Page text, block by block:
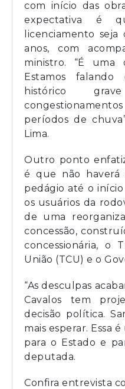
com início das
expectativa é
licenciamento
anos, com
ministro. “É uma
Estamos
histórico
períodos de
Lima.
Outro ponto
é que não
pedágio até o
os usuários da
de uma
concessão,
concessionária, o
União (TCU) e o
“As desculpas
Cavalos tem
decisão política.
mais esperar. Essa
para o Estado e
deputada.
Confira entrevista